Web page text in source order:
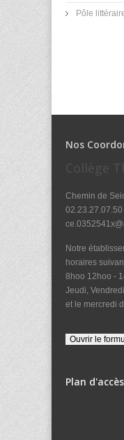
Pôle
Nos
Collège
Chemin de
02.23.27.07.50
Notre
horaires
8hoo 12hoo -
Jeudi, Vendredi
et le mercredi
Plan d'accès